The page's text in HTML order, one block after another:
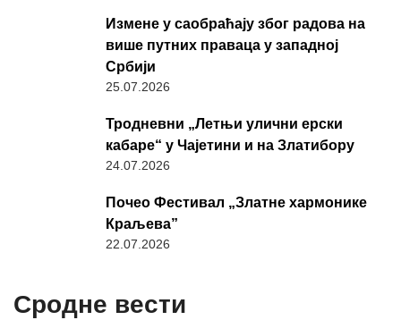
Измене у саобраћају због радова на
више путних праваца у западној
Србији
25.07.2026
Тродневни „Летњи улични ерски
кабаре“ у Чајетини и на Златибору
24.07.2026
Почео Фестивал „Златне хармонике
Краљева”
22.07.2026
Сродне вести